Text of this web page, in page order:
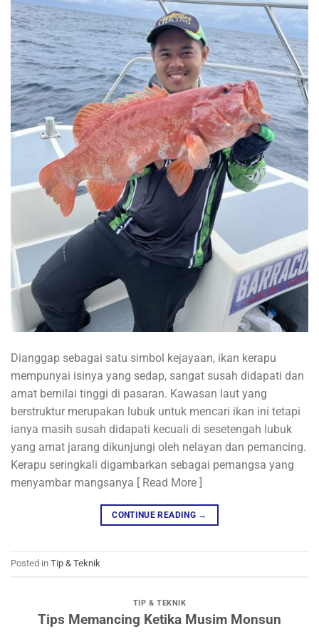
Dianggap sebagai satu simbol kejayaan, ikan kerapu
mempunyai isinya yang sedap, sangat susah didapati dan
amat bernilai tinggi di pasaran. Kawasan laut yang
berstruktur merupakan lubuk untuk mencari ikan ini tetapi
ianya masih susah didapati kecuali di sesetengah lubuk
yang amat jarang dikunjungi oleh nelayan dan pemancing.
Kerapu seringkali digambarkan sebagai pemangsa yang
menyambar mangsanya [ Read More ]
CONTINUE READING →
Posted in Tip & Teknik
TIP & TEKNIK
Tips Memancing Ketika Musim Monsun